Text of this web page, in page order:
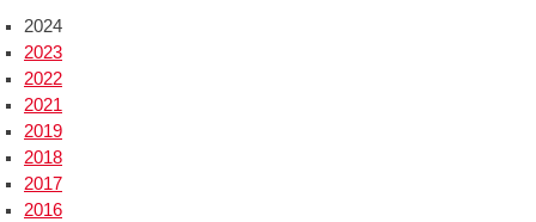
2024
2023
2022
2021
2019
2018
2017
2016